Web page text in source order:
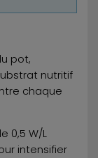
pot,
nutritif
chaque
0,5 W/L
intensifier